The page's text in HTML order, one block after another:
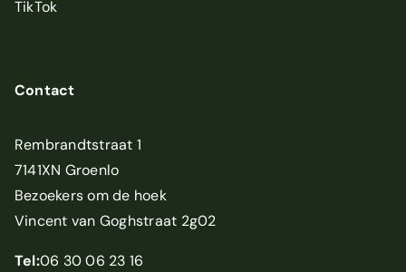
TikTok
Contact
Rembrandtstraat 1
7141XN Groenlo
Bezoekers om de hoek
Vincent van Goghstraat 2g02
Tel:06 30 06 23 16